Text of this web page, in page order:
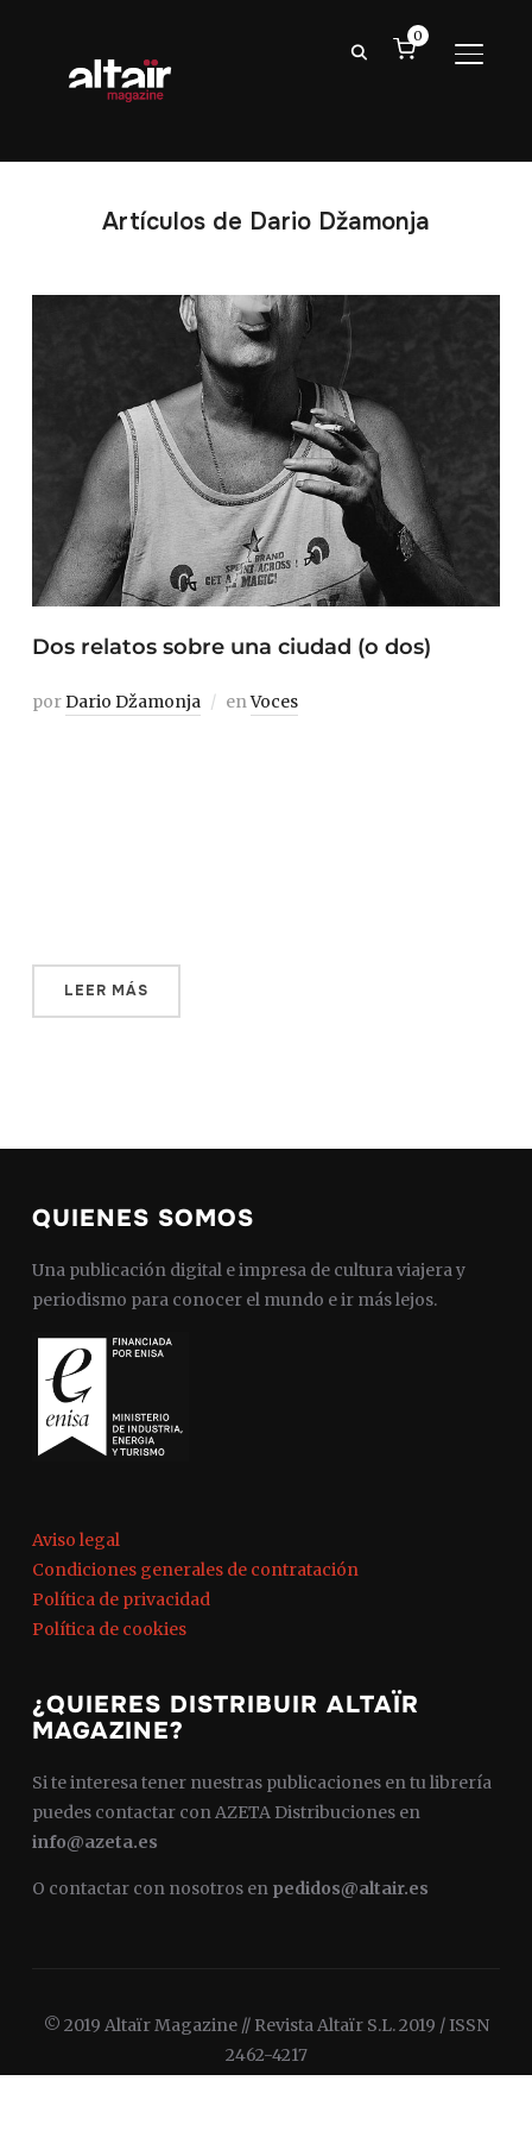
0
Artículos de Dario Džamonja
Dos relatos sobre una ciudad (o dos)
porDario Džamonja enVoces
LEER MÁS
QUIENES SOMOS
Una publicación digital e impresa de cultura viajera y
periodismo para conocer el mundo e ir más lejos.
Aviso legal
Condiciones generales de contratación
Política de privacidad
Política de cookies
¿QUIERES DISTRIBUIR ALTAÏR
MAGAZINE?
Si te interesa tener nuestras publicaciones en tu librería
puedes contactar con AZETA Distribuciones en
info@azeta.es
O contactar con nosotros en pedidos@altair.es
© 2019 Altaïr Magazine // Revista Altaïr S.L. 2019 / ISSN
2462-4217